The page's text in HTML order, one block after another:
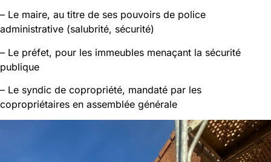
– Le maire, au titre de ses pouvoirs de police
administrative (salubrité, sécurité)
– Le préfet, pour les immeubles menaçant la sécurité
publique
– Le syndic de copropriété, mandaté par les
copropriétaires en assemblée générale